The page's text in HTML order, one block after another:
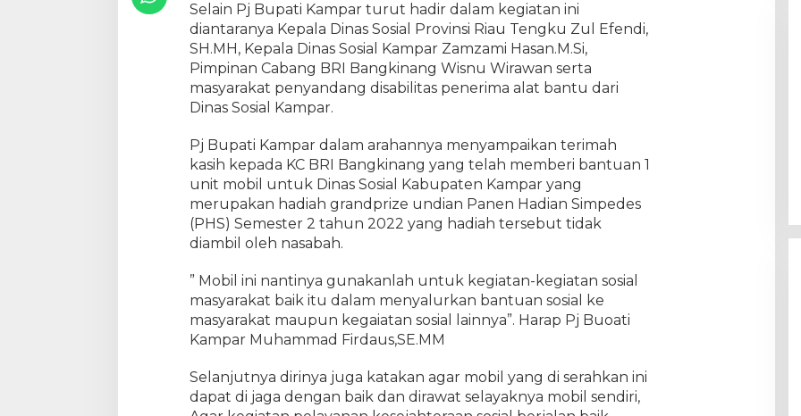
K
a
m
p
a
r
r
a
h
k
a
n
U
n
i
o
b
i
Selain Pj Bupati Kampar turut hadir dalam kegiatan ini
diantaranya Kepala Dinas Sosial Provinsi Riau Tengku Zul Efendi,
SH.MH, Kepala Dinas Sosial Kampar Zamzami Hasan.M.Si,
Pimpinan Cabang BRI Bangkinang Wisnu Wirawan serta
masyarakat penyandang disabilitas penerima alat bantu dari
Dinas Sosial Kampar.
Pj Bupati Kampar dalam arahannya menyampaikan terimah
kasih kepada KC BRI Bangkinang yang telah memberi bantuan 1
unit mobil untuk Dinas Sosial Kabupaten Kampar yang
merupakan hadiah grandprize undian Panen Hadian Simpedes
(PHS) Semester 2 tahun 2022 yang hadiah tersebut tidak
diambil oleh nasabah.
” Mobil ini nantinya gunakanlah untuk kegiatan-kegiatan sosial
masyarakat baik itu dalam menyalurkan bantuan sosial ke
masyarakat maupun kegaiatan sosial lainnya”. Harap Pj Buoati
Kampar Muhammad Firdaus,SE.MM
Selanjutnya dirinya juga katakan agar mobil yang di serahkan ini
dapat di jaga dengan baik dan dirawat selayaknya mobil sendiri,